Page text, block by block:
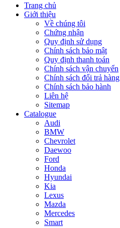
Trang chủ
Giới thiệu
Về chúng tôi
Chứng nhận
Quy định sử dụng
Chính sách bảo mật
Quy định thanh toán
Chính sách vận chuyển
Chính sách đổi trả hàng
Chính sách bảo hành
Liên hệ
Sitemap
Catalogue
Audi
BMW
Chevrolet
Daewoo
Ford
Honda
Hyundai
Kia
Lexus
Mazda
Mercedes
Smart